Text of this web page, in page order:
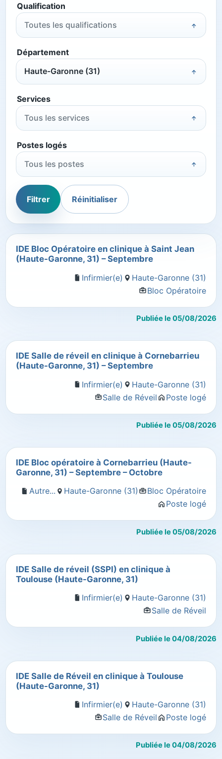
Qualification
Toutes les qualifications
Département
Haute-Garonne (31)
Services
Tous les services
Postes logés
Tous les postes
Filtrer Réinitialiser
IDE Bloc Opératoire en clinique à Saint Jean
(Haute-Garonne, 31) – Septembre
Infirmier(e)
Haute-Garonne (31)
Bloc Opératoire
Publiée le 05/08/2026
IDE Salle de réveil en clinique à Cornebarrieu
(Haute-Garonne, 31) – Septembre
Infirmier(e)
Haute-Garonne (31)
Salle de Réveil
Poste logé
Publiée le 05/08/2026
IDE Bloc opératoire à Cornebarrieu (Haute-
Garonne, 31) – Septembre – Octobre
Autre...
Haute-Garonne (31)
Bloc Opératoire
Poste logé
Publiée le 05/08/2026
IDE Salle de réveil (SSPI) en clinique à
Toulouse (Haute-Garonne, 31)
Infirmier(e)
Haute-Garonne (31)
Salle de Réveil
Publiée le 04/08/2026
IDE Salle de Réveil en clinique à Toulouse
(Haute-Garonne, 31)
Infirmier(e)
Haute-Garonne (31)
Salle de Réveil
Poste logé
Publiée le 04/08/2026